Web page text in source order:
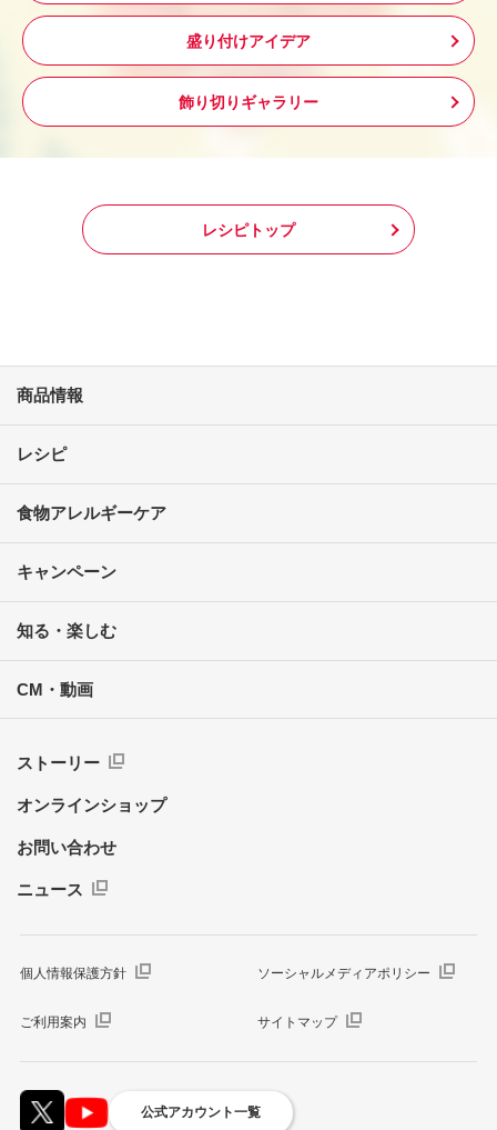
盛り付けアイデア
飾り切りギャラリー
レシピトップ
商品情報
レシピ
食物アレルギーケア
キャンペーン
知る・楽しむ
CM・動画
ストーリー
オンラインショップ
お問い合わせ
ニュース
個人情報保護方針 ソーシャルメディアポリシー
ご利用案内 サイトマップ
公式アカウント一覧